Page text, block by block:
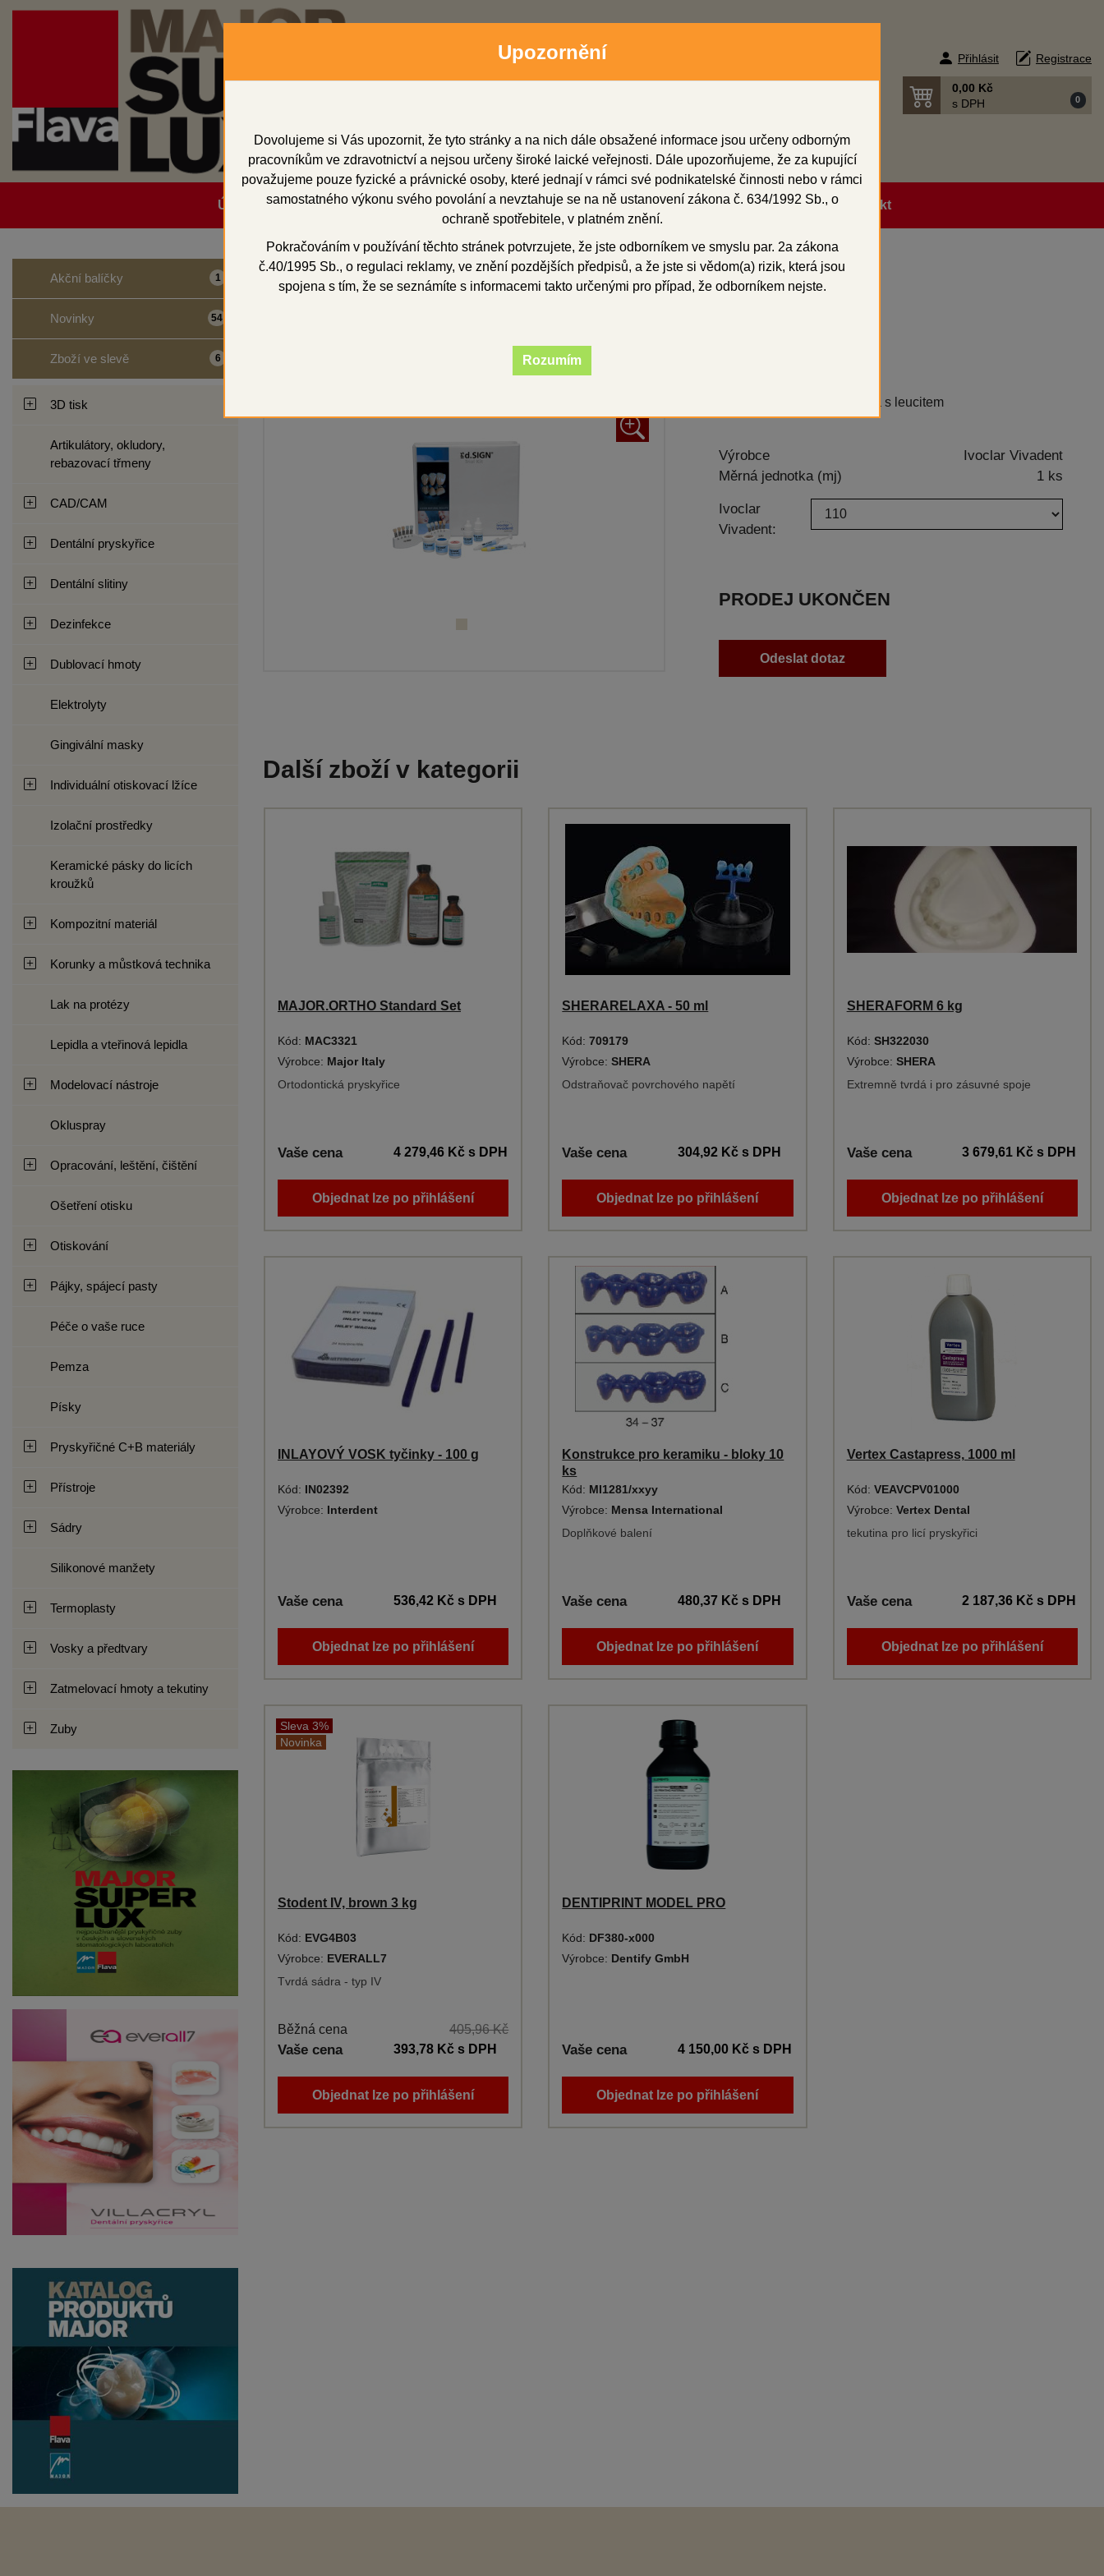
Přihlásit Registrace
0,00 Kč
s DPH
0
Úvodní strana Obchodní zástupci Soubory ke stažení O firmě Obchodní podmínky Kontakt
Akční balíčky 1
Novinky 54
Zboží ve slevě 6
3D tisk
Artikulátory, okludory,
rebazovací třmeny
CAD/CAM
Dentální pryskyřice
Dentální slitiny
Dezinfekce
Dublovací hmoty
Elektrolyty
Gingivální masky
Individuální otiskovací lžíce
Izolační prostředky
Keramické pásky do licích
kroužků
Kompozitní materiál
Korunky a můstková technika
Lak na protézy
Lepidla a vteřinová lepidla
Modelovací nástroje
Okluspray
Opracování, leštění, čištění
Ošetření otisku
Otiskování
Pájky, spájecí pasty
Péče o vaše ruce
Pemza
Písky
Pryskyřičné C+B materiály
Přístroje
Sádry
Silikonové manžety
Termoplasty
Vosky a předtvary
Zatmelovací hmoty a tekutiny
Zuby
Domů
+
fluoroapatitová sklokeramika s leucitem
Výrobce
Ivoclar Vivadent
Měrná jednotka (mj)
1 ks
Ivoclar
Vivadent:
PRODEJ UKONČEN
Odeslat dotaz
Další zboží v kategorii
MAJOR.ORTHO Standard Set
Kód: MAC3321
Výrobce: Major Italy
Ortodontická pryskyřice
Vaše cena 4 279,46 Kčs DPH
Objednat lze po přihlášení
SHERARELAXA - 50 ml
Kód:709179
Výrobce:SHERA
Odstraňovač povrchového napětí
Vaše cena 304,92 Kč s DPH
Objednat lze po přihlášení
SHERAFORM 6 kg
Kód: SH322030
Výrobce: SHERA
Extremně tvrdá i pro zásuvné spoje
Vaše cena 3 679,61 Kč s DPH
Objednat lze po přihlášení
INLAYOVÝ VOSK tyčinky - 100 g
Kód: IN02392
Výrobce: Interdent
Vaše cena 536,42 Kčs DPH
Objednat lze po přihlášení
Konstrukce pro keramiku - bloky 10
ks
Kód: MI1281/xxyy
Výrobce: Mensa International
Doplňkové balení
Vaše cena 480,37 Kč s DPH
Objednat lze po přihlášení
Vertex Castapress, 1000 ml
Kód: VEAVCPV01000
Výrobce: Vertex Dental
tekutina pro licí pryskyřici
Vaše cena 2 187,36 Kč s DPH
Objednat lze po přihlášení
Sleva 3%
Novinka
Stodent IV, brown 3 kg
Kód: EVG4B03
Výrobce: EVERALL7
Tvrdá sádra - typ IV
Běžná cena 405,96 Kč
Vaše cena 393,78 Kčs DPH
Objednat lze po přihlášení
DENTIPRINT MODEL PRO
Kód: DF380-x000
Výrobce: Dentify GmbH
Vaše cena 4 150,00 Kč s DPH
Objednat lze po přihlášení
Upozornění
Dovolujeme si Vás upozornit, že tyto stránky a na nich dále obsažené informace jsou určeny odborným
pracovníkům ve zdravotnictví a nejsou určeny široké laické veřejnosti. Dále upozorňujeme, že za kupující
považujeme pouze fyzické a právnické osoby, které jednají v rámci své podnikatelské činnosti nebo v rámci
samostatného výkonu svého povolání a nevztahuje se na ně ustanovení zákona č. 634/1992 Sb., o
ochraně spotřebitele, v platném znění.
Pokračováním v používání těchto stránek potvrzujete, že jste odborníkem ve smyslu par. 2a zákona
č.40/1995 Sb., o regulaci reklamy, ve znění pozdějších předpisů, a že jste si vědom(a) rizik, která jsou
spojena s tím, že se seznámíte s informacemi takto určenými pro případ, že odborníkem nejste.
Rozumím